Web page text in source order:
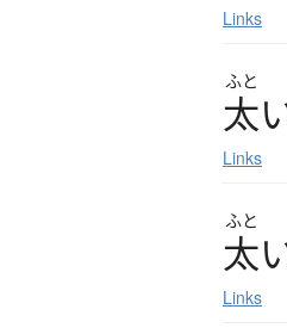
Links
ふと
太
Links
ふと
太
Links